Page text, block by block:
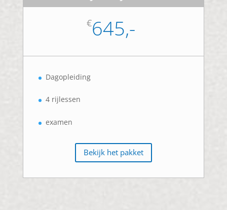
€645,-
Dagopleiding
4 rijlessen
examen
Bekijk het pakket